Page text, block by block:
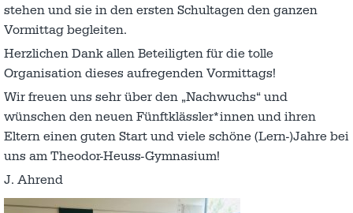
stehen und sie in den ersten Schultagen den ganzen
Vormittag begleiten.
Herzlichen Dank allen Beteiligten für die tolle
Organisation dieses aufregenden Vormittags!
Wir freuen uns sehr über den „Nachwuchs“ und
wünschen den neuen Fünftklässler*innen und ihren
Eltern einen guten Start und viele schöne (Lern-)Jahre bei
uns am Theodor-Heuss-Gymnasium!
J. Ahrend